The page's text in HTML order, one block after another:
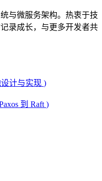
与微服务架构。热衷于技
录成长，与更多开发者共
计与实现 )
到 Raft )